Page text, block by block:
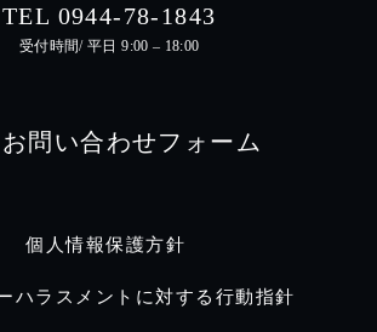
TEL 0944-78-1843
受付時間/ 平日 9:00 – 18:00
お問い合わせフォーム
個人情報保護方針
ハラスメントに対する行動指針